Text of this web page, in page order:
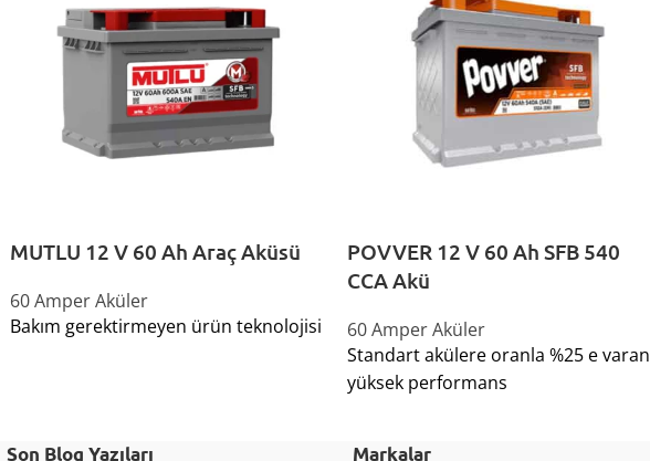
MUTLU 12 V 60 Ah Araç Aküsü
60 Amper Aküler
Bakım gerektirmeyen ürün teknolojisi
POVVER 12 V 60 Ah SFB 540
CCA Akü
60 Amper Aküler
Standart akülere oranla %25 e varan
yüksek performans
Son Blog Yazıları Markalar